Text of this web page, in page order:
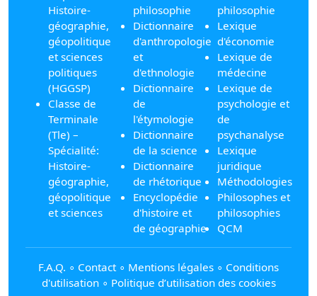
Histoire-
géographie,
géopolitique
et sciences
politiques
(HGGSP)
Classe de
Terminale
(Tle) –
Spécialité:
Histoire-
géographie,
géopolitique
et sciences
philosophie
Dictionnaire
d'anthropologie
et
d'ethnologie
Dictionnaire
de
l'étymologie
Dictionnaire
de la science
Dictionnaire
de rhétorique
Encyclopédie
d'histoire et
de géographie
philosophie
Lexique
d'économie
Lexique de
médecine
Lexique de
psychologie et
de
psychanalyse
Lexique
juridique
Méthodologies
Philosophes et
philosophies
QCM
F.A.Q. ∘ Contact ∘ Mentions légales ∘ Conditions
d'utilisation∘ Politique d’utilisation des cookies